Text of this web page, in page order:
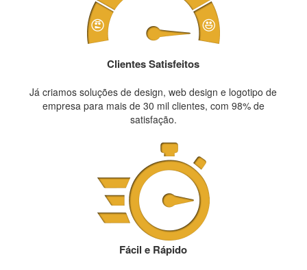
Clientes Satisfeitos
Já criamos soluções de design, web design e logotipo de
empresa para mais de 30 mil clientes, com 98% de
satisfação.
Fácil e Rápido